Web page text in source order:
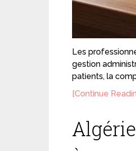
Les
gestion
patients, la
[Continue